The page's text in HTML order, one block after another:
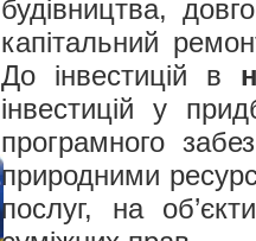
будівництва,
капітальний
До інвестицій в
інвестицій у
програмного
природними
послуг, на